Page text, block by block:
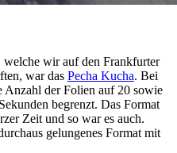
welche wir auf den Frankfurter
war das Pecha Kucha. Bei
Anzahl der Folien auf 20 sowie
begrenzt. Das Format
Zeit und so war es auch.
gelungenes Format mit